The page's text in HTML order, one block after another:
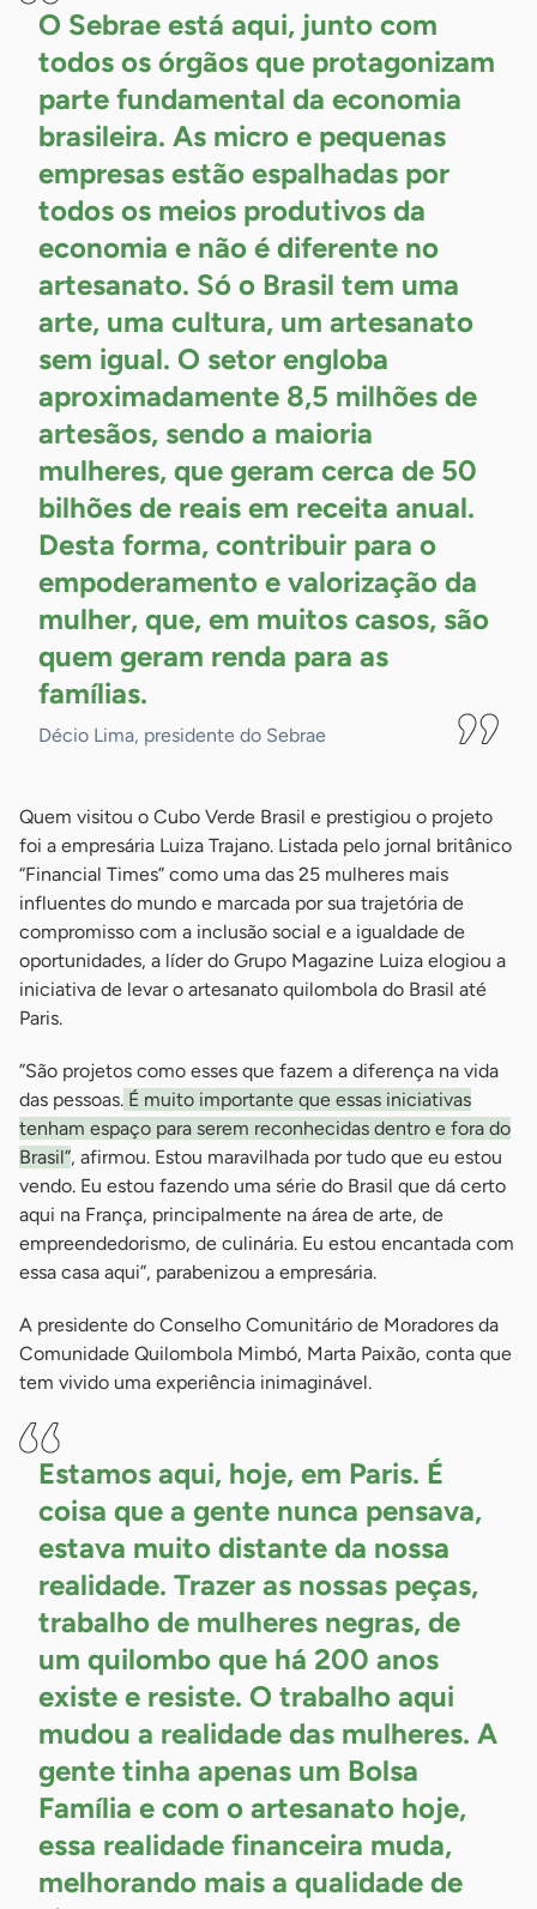
O Sebrae está aqui, junto com
todos os órgãos que protagonizam
parte fundamental da economia
brasileira. As micro e pequenas
empresas estão espalhadas por
todos os meios produtivos da
economia e não é diferente no
artesanato. Só o Brasil tem uma
arte, uma cultura, um artesanato
sem igual. O setor engloba
aproximadamente 8,5 milhões de
artesãos, sendo a maioria
mulheres, que geram cerca de 50
bilhões de reais em receita anual.
Desta forma, contribuir para o
empoderamento e valorização da
mulher, que, em muitos casos, são
quem geram renda para as
famílias.
Décio Lima, presidente do Sebrae
Quem visitou o Cubo Verde Brasil e prestigiou o projeto
foi a empresária Luiza Trajano. Listada pelo jornal britânico
“Financial Times” como uma das 25 mulheres mais
influentes do mundo e marcada por sua trajetória de
compromisso com a inclusão social e a igualdade de
oportunidades, a líder do Grupo Magazine Luiza elogiou a
iniciativa de levar o artesanato quilombola do Brasil até
Paris.
”São projetos como esses que fazem a diferença na vida
das pessoas. É muito importante que essas iniciativas
tenham espaço para serem reconhecidas dentro e fora do
Brasil”, afirmou. Estou maravilhada por tudo que eu estou
vendo. Eu estou fazendo uma série do Brasil que dá certo
aqui na França, principalmente na área de arte, de
empreendedorismo, de culinária. Eu estou encantada com
essa casa aqui”, parabenizou a empresária.
A presidente do Conselho Comunitário de Moradores da
Comunidade Quilombola Mimbó, Marta Paixão, conta que
tem vivido uma experiência inimaginável.
Estamos aqui, hoje, em Paris. É
coisa que a gente nunca pensava,
estava muito distante da nossa
realidade. Trazer as nossas peças,
trabalho de mulheres negras, de
um quilombo que há 200 anos
existe e resiste. O trabalho aqui
mudou a realidade das mulheres. A
gente tinha apenas um Bolsa
Família e com o artesanato hoje,
essa realidade financeira muda,
melhorando mais a qualidade de